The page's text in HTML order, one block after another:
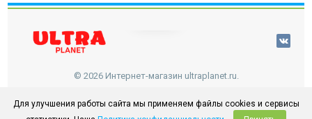
© 2026 Интернет-магазин ultraplanet.ru.
наверх
Для улучшения работы сайта мы применяем файлы cookies и сервисы